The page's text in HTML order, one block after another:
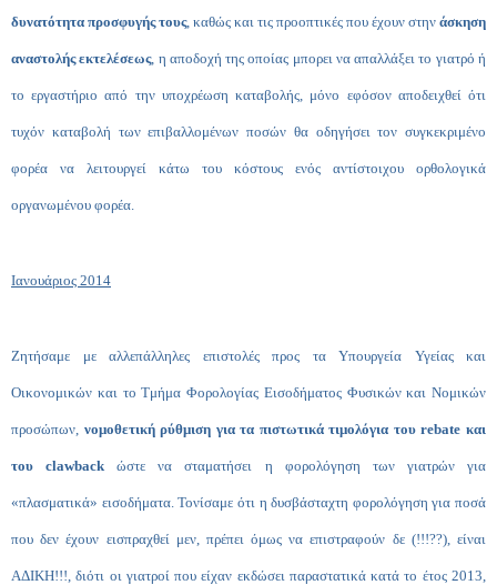
δυνατότητα προσφυγής τους, καθώς και τις προοπτικές που έχουν στην άσκηση
αναστολής εκτελέσεως, η αποδοχή της οποίας μπορει να απαλλάξει το γιατρό ή
το εργαστήριο από την υποχρέωση καταβολής, μόνο εφόσον αποδειχθεί ότι
τυχόν καταβολή των επιβαλλομένων ποσών θα οδηγήσει τον συγκεκριμένο
φορέα να λειτουργεί κάτω του κόστους ενός αντίστοιχου ορθολογικά
οργανωμένου φορέα.
Ιανουάριος 2014
Ζητήσαμε με αλλεπάλληλες επιστολές προς τα Υπουργεία Υγείας και
Οικονομικών και το Τμήμα Φορολογίας Εισοδήματος Φυσικών και Νομικών
προσώπων, νομοθετική ρύθμιση για τα πιστωτικά τιμολόγια του rebate και
του clawback ώστε να σταματήσει η φορολόγηση των γιατρών για
«πλασματικά» εισοδήματα. Τονίσαμε ότι η δυσβάσταχτη φορολόγηση για ποσά
που δεν έχουν εισπραχθεί μεν, πρέπει όμως να επιστραφούν δε (!!!??), είναι
ΑΔΙΚΗ!!!, διότι οι γιατροί που είχαν εκδώσει παραστατικά κατά το έτος 2013,